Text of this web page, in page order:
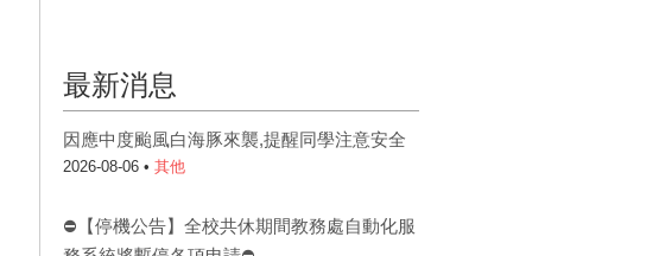
最新消息
因應中度颱風白海豚來襲,提醒同學注意安全
2026-08-06 • 其他
⛔【停機公告】全校共休期間教務處自動化服